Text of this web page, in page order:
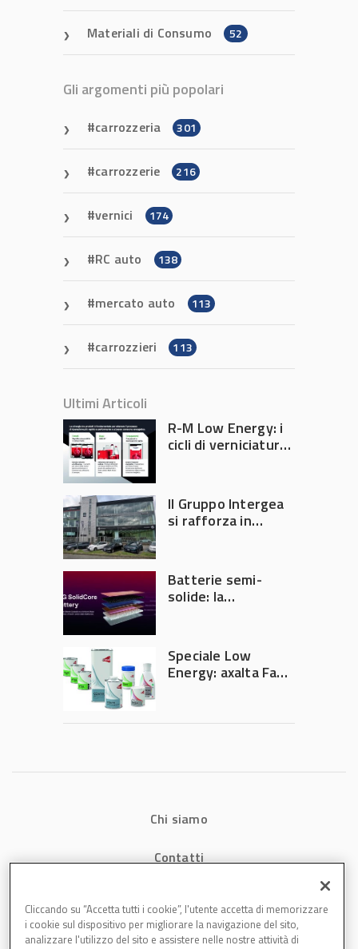
Materiali di Consumo 52
Gli argomenti più popolari
carrozzeria 301
carrozzerie 216
vernici 174
RC auto 138
mercato auto 113
carrozzieri 113
Ultimi Articoli
R-M Low Energy: i
cicli di verniciatura
tempi e costi in
carrozzeria
Il Gruppo Intergea
si rafforza in
Batterie semi-
solide: la
accelerare la
rivoluzione
dell’auto elettrica
Speciale Low
Energy: axalta Fast
riduce consumi
produttività in
Chi siamo
Contatti
Cookies
Cliccando su “Accetta tutti i cookie”, l'utente accetta di memorizzare
i cookie sul dispositivo per migliorare la navigazione del sito,
analizzare l'utilizzo del sito e assistere nelle nostre attività di